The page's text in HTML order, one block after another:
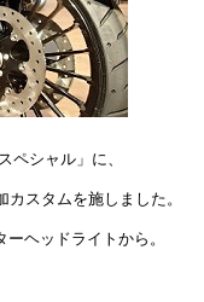
シャル」に、
スタムを施しました。
ヘッドライトから。